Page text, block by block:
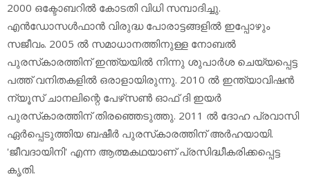
2000 ഒക്ടോബറില്‍ കോടതി വിധി സമ്പാദിച്ചു.
എന്‍ഡോസള്‍ഫാന്‍ വിരുദ്ധ പോരാട്ടങ്ങളില്‍ ഇപ്പോഴും
സജീവം. 2005 ല്‍ സമാധാനത്തിനുള്ള നോബല്‍
പുരസ്‌കാരത്തിന് ഇന്ത്യയില്‍ നിന്നു ശുപാര്‍ശ ചെയ്യപ്പെട്ട
പത്ത് വനിതകളില്‍ ഒരാളായിരുന്നു. 2010 ല്‍ ഇന്ത്യാവിഷന്‍
ന്യൂസ് ചാനലിന്റെ പേഴ്‌സണ്‍ ഓഫ് ദി ഇയര്‍
പുരസ്‌കാരത്തിന് തിരഞ്ഞെടുത്തു. 2011 ല്‍ ദോഹ പ്രവാസി
ഏര്‍പ്പെടുത്തിയ ബഷീര്‍ പുരസ്‌കാരത്തിന് അര്‍ഹയായി.
'ജീവദായിനി' എന്ന ആത്മകഥയാണ് പ്രസിദ്ധീകരിക്കപ്പെട്ട
കൃതി.